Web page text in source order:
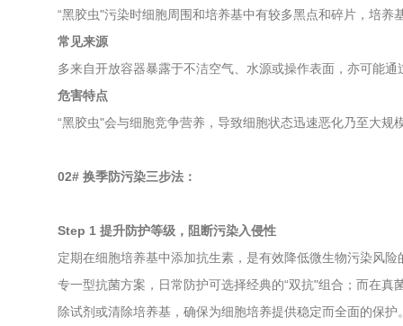
“黑胶虫"污染时细胞周围和培养基中有较多黑点和碎片，培
常见来源
多来自开放容器暴露于不洁空气、水源或操作表面，亦可能
危害特点
“黑胶虫"会与细胞竞争营养，导致细胞状态迅速恶化乃至大规
02# 换季防污染三步法：
Step 1 提升防护等级，阻断污染入侵性
定期在细胞培养基中添加抗生素，是有效降低微生物污染风
专一型抗菌方案，日常防护可选择经典的“双抗"组合；而在
除试剂或清除培养基，确保为细胞培养提供稳定而全面的保护